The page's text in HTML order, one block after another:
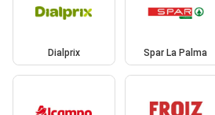
Dialprix Spar La Palma